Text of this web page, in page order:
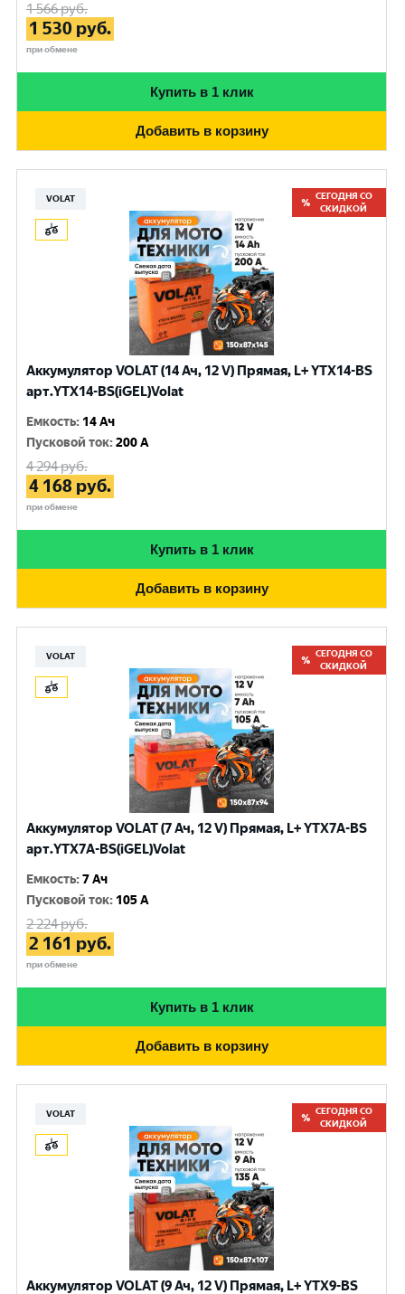
1 566руб.
1 530 руб.
при обмене
Купить в 1 клик
Добавить в корзину
VOLAT
СЕГОДНЯ СО
СКИДКОЙ
Аккумулятор VOLAT (14 Ач, 12 V) Прямая, L+ YTX14-BS
арт.YTX14-BS(iGEL)Volat
Емкость: 14 Ач
Пусковой ток:200 A
4 294руб.
4 168 руб.
при обмене
Купить в 1 клик
Добавить в корзину
VOLAT
СЕГОДНЯ СО
СКИДКОЙ
Аккумулятор VOLAT (7 Ач, 12 V) Прямая, L+ YTX7A-BS
арт.YTX7A-BS(iGEL)Volat
Емкость:7 Ач
Пусковой ток: 105 A
2 224руб.
2 161 руб.
при обмене
Купить в 1 клик
Добавить в корзину
VOLAT
СЕГОДНЯ СО
СКИДКОЙ
Аккумулятор VOLAT (9 Ач, 12 V) Прямая, L+ YTX9-BS